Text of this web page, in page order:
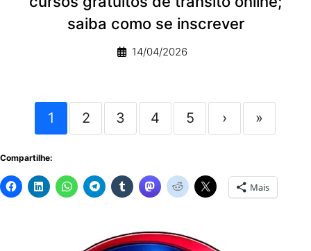
saiba como se inscrever
14/04/2026
1 2 3 4 5 › »
Compartilhe:
Mais